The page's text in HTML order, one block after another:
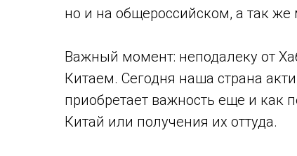
но и на общероссийском, а так
Важный момент: неподалеку от
Китаем. Сегодня наша страна
приобретает важность еще и как
Китай или получения их оттуда.